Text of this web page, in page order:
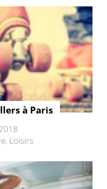
à Paris
, Loisirs